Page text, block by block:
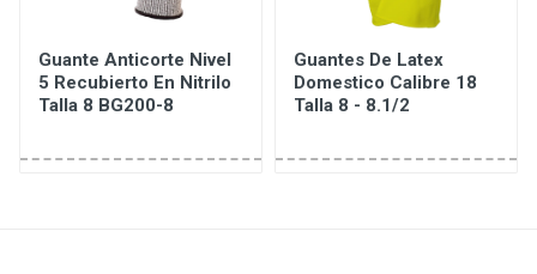
Guante Anticorte Nivel
5 Recubierto En Nitrilo
Talla 8 BG200-8
Guantes De Latex
Domestico Calibre 18
Talla 8 - 8.1/2